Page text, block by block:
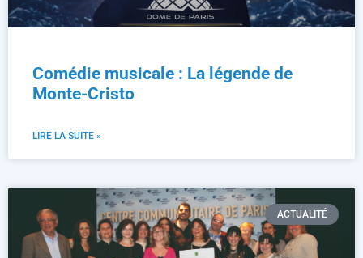
Comédie musicale : La légende de
Monte-Cristo
LIRE LA SUITE »
ACTUALITÉ